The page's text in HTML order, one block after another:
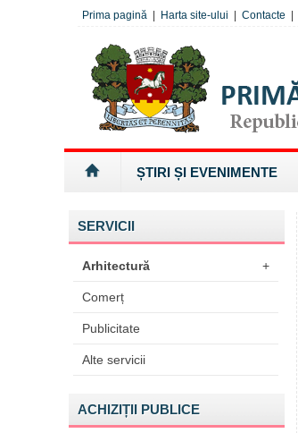
Prima pagină Harta site-ului Contacte
ȘTIRI ȘI EVENIMENTE
SERVICII
Arhitectură +
Comerț
Publicitate
Alte servicii
ACHIZIȚII PUBLICE